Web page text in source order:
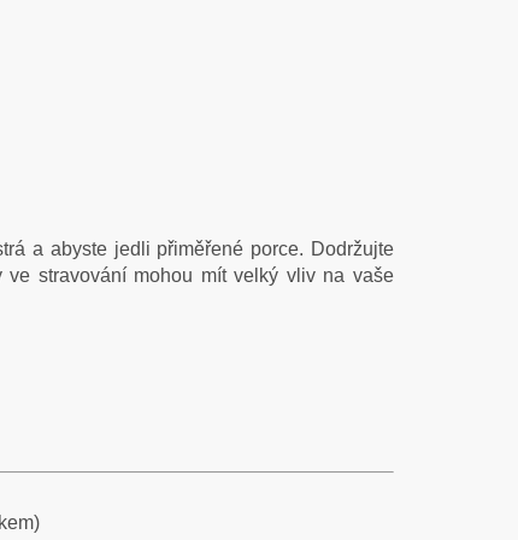
a abyste jedli přiměřené porce. Dodržujte
stravování mohou mít velký vliv na vaše